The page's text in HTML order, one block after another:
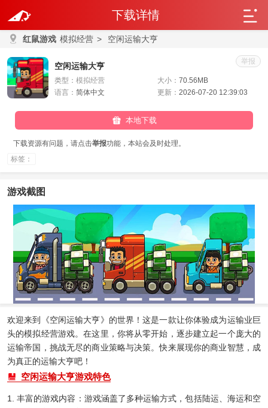
下载详情
红鼠游戏 模拟经营 > 空闲运输大亨
空闲运输大亨
类型： 模拟经营 大小：70.56MB
语言： 简体中文 更新：2026-07-20 12:39:03
举报
本地下载
下载资源有问题，请点击举报功能，本站会及时处理。
标签：
游戏截图
欢迎来到《空闲运输大亨》的世界！这是一款让你体验成为运输业巨
头的模拟经营游戏。在这里，你将从零开始，逐步建立起一个庞大的
运输帝国，挑战无尽的商业策略与决策。快来展现你的商业智慧，成
为真正的运输大亨吧！
空闲运输大亨游戏特色
1. 丰富的游戏内容：游戏涵盖了多种运输方式，包括陆运、海运和空